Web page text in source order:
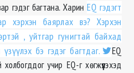
гэдэг багтана. Харин EQ гэдэгт
хэрхэн баярлах вэ? Хэрхэн
, уйтгар гунигтай байхад
бэ гэдэг багтдаг.
EQ
учир EQ-г хөгжүүлэхэд